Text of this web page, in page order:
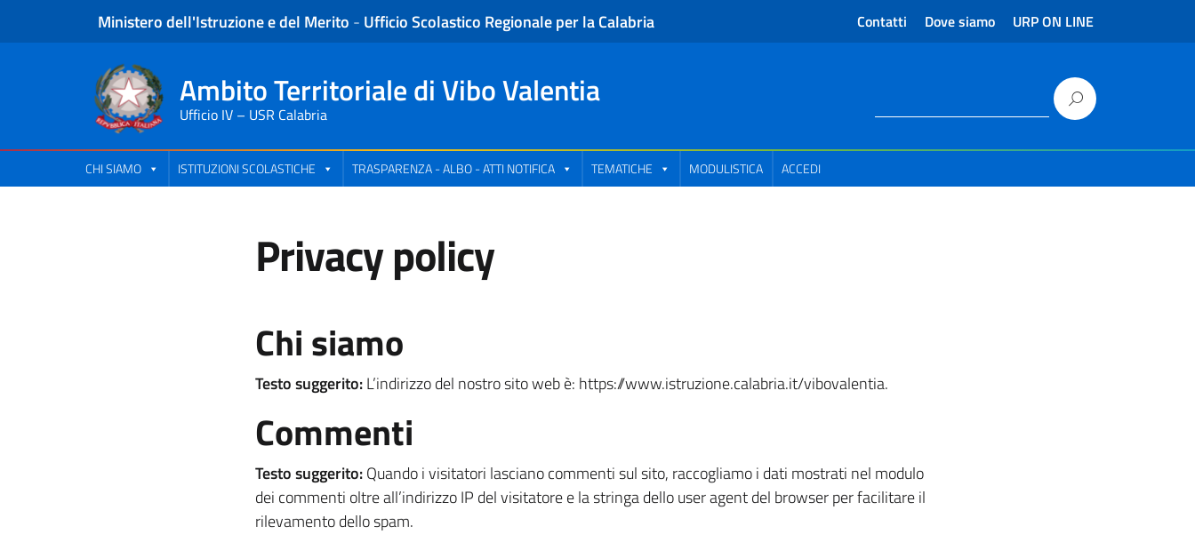
Ministero dell'Istruzione e del Merito - Ufficio Scolastico Regionale per la Calabria Contatti Dove siamo URP ON LINE
Ambito Territoriale di Vibo Valentia
Ufficio IV – USR Calabria
CHI SIAMO ISTITUZIONI SCOLASTICHE TRASPARENZA - ALBO - ATTI NOTIFICA TEMATICHE MODULISTICA ACCEDI
Privacy policy
Chi siamo
Testo suggerito:L’indirizzo del nostro sito web è: https://www.istruzione.calabria.it/vibovalentia.
Commenti
Testo suggerito:Quando i visitatori lasciano commenti sul sito, raccogliamo i dati mostrati nel modulo
dei commenti oltre all’indirizzo IP del visitatore e la stringa dello user agent del browser per facilitare il
rilevamento dello spam.